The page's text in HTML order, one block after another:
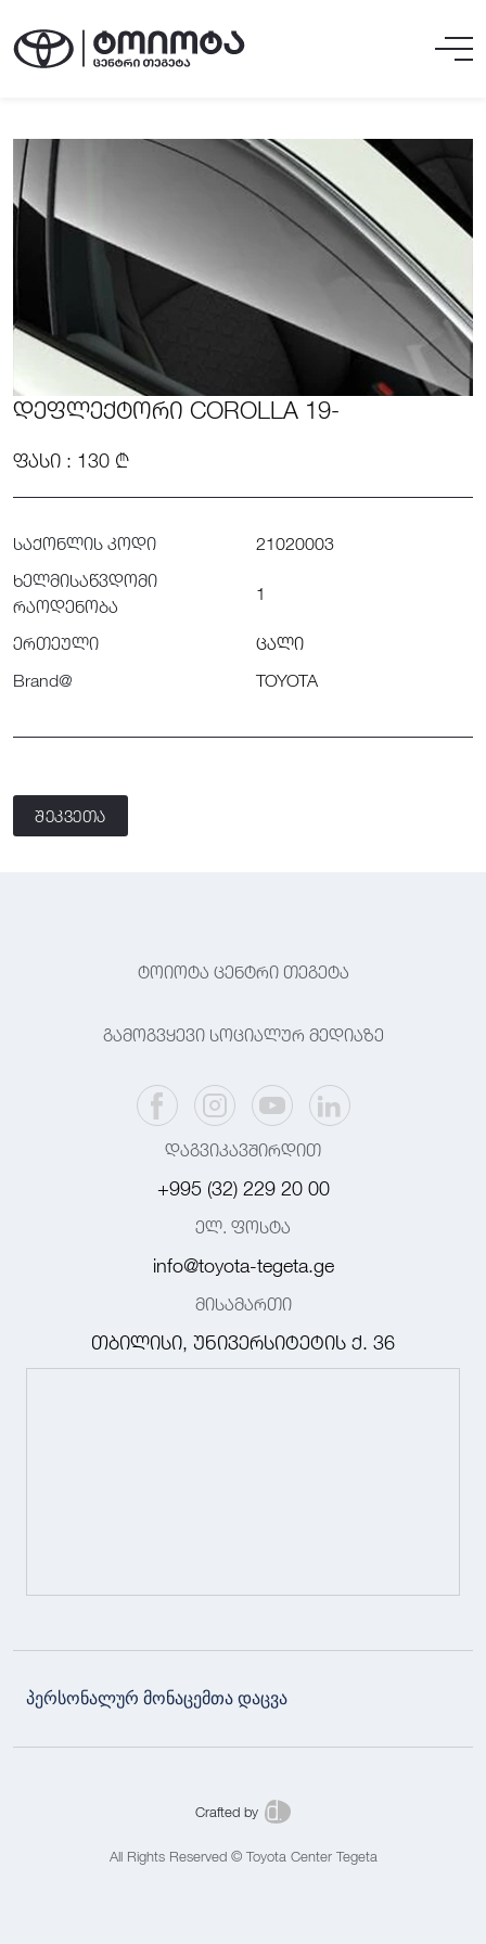
ᲓᲔᲤᲚᲔᲥᲢᲝᲠᲘ COROLLA 19-
ᲤᲐᲡᲘ : 130 ₾
საქონლის კოდი
21020003
ხელმისაწვდომი
რაოდენობა
1
ერთეული
ცალი
Brand@
TOYOTA
შეკვეთა
ტოიოტა ცენტრი თეგეტა
გამოგვყევი სოციალურ მედიაზე
დაგვიკავშირდით
+995 (32) 229 20 00
ელ. ფოსტა
info@toyota-tegeta.ge
მისამართი
თბილისი, უნივერსიტეტის ქ. 36
პერსონალურ მონაცემთა დაცვა
All Rights Reserved © Toyota Center Tegeta
Crafted by